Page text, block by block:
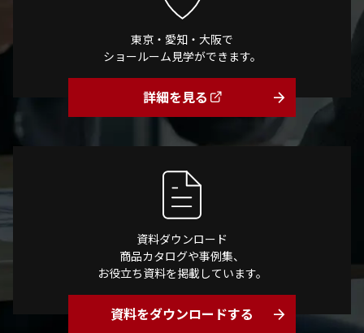
東京・愛知・大阪で
ショールーム見学ができます。
詳細を見る arrow_forward
資料ダウンロード
商品カタログや事例集、
お役立ち資料を掲載しています。
資料をダウンロードする arrow_forward